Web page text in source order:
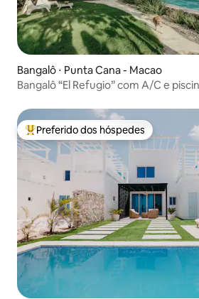
Bangalô ⋅ Punta Cana - Macao
Bangalô “El Refugio” com A/C e
Entre os melhores preferidos dos
Preferido dos hóspedes